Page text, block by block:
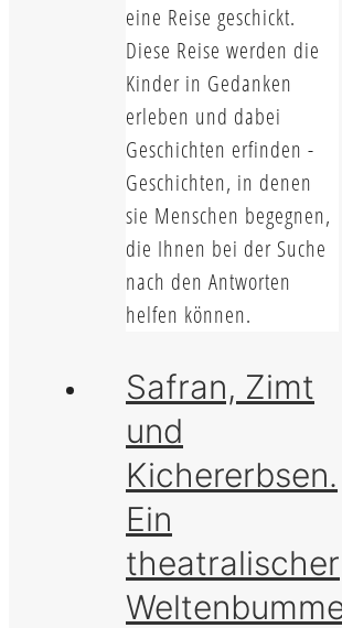
eine Reise geschickt.
Diese Reise werden die
Kinder in Gedanken
erleben und dabei
Geschichten erfinden -
Geschichten, in denen
sie Menschen begegnen,
die Ihnen bei der Suche
nach den Antworten
helfen können.
Safran, Zimt
und
Kichererbsen.
Ein
theatralischer